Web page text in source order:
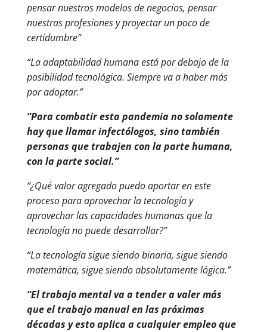
pensar nuestros modelos de negocios, pensar
nuestras profesiones y proyectar un poco de
certidumbre”
“La adaptabilidad humana está por debajo de la
posibilidad tecnológica. Siempre va a haber más
por adoptar.”
“Para combatir esta pandemia no solamente
hay que llamar infectólogos, sino también
personas que trabajen con la parte humana,
con la parte social.”
“¿Qué valor agregado puedo aportar en este
proceso para aprovechar la tecnología y
aprovechar las capacidades humanas que la
tecnología no puede desarrollar?”
“La tecnología sigue siendo binaria, sigue siendo
matemática, sigue siendo absolutamente lógica.”
“El trabajo mental va a tender a valer más
que el trabajo manual en las próximas
décadas y esto aplica a cualquier empleo que